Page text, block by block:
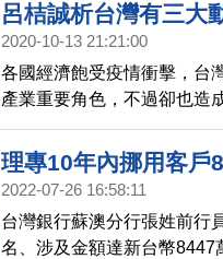
呂桔誠析台灣有三大
2020-10-13 21:21:00
各國經濟飽受疫情衝擊，台
產業重要角色，不過卻也造
大衰退，不過對於明年景氣
是較為審慎樂觀，呂桔誠分
整體熬過變局，明年往正向
理專10年內挪用客戶
2022-07-26 16:58:11
台灣銀行蘇澳分行張姓前行
名、涉及金額達新台幣8447